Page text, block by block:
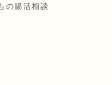
の腸活相談